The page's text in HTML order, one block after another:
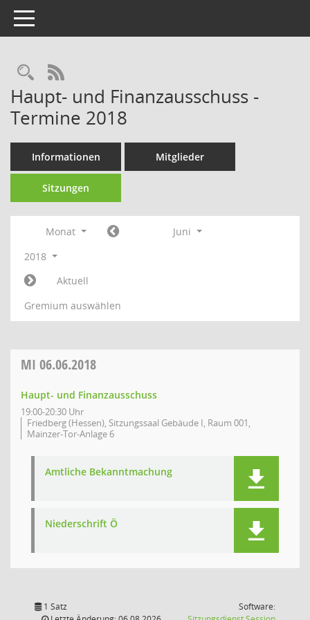
Toggle navigation
Rechercheauswahl
RSS-Feed
Haupt- und Finanzausschuss -
Termine 2018
Informationen Mitglieder
Sitzungen
Monat
Juni
2018
Aktuell
Gremium auswählen
MI 06.06.2018
Haupt- und Finanzausschuss
19:00-20:30 Uhr
Friedberg (Hessen), Sitzungssaal Gebäude I, Raum 001,
Mainzer-Tor-Anlage 6
Amtliche Bekanntmachung
Niederschrift Ö
1 Satz
Software: